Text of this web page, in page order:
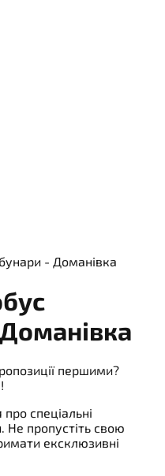
- Доманівка
першими?
спеціальні
Не пропустіть свою
ексклюзивні